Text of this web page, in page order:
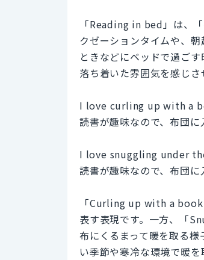
「Reading in bed」は、
クゼーションタイムや、
ときなどにベッドで過ご
落ち着いた雰囲気を感じさ
I love curling up with a
読書が趣味なので、布団に
I love snuggling under
読書が趣味なので、布団に
「Curling up with a book
表す表現です。一方、「
布にくるまって暖を取る
い季節や寒冷な環境で暖